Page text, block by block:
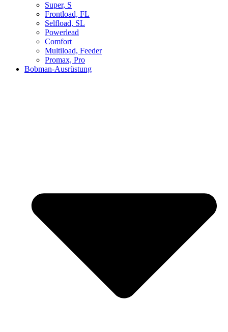
Super, S
Frontload, FL
Selfload, SL
Powerlead
Comfort
Multiload, Feeder
Promax, Pro
Bobman-Ausrüstung